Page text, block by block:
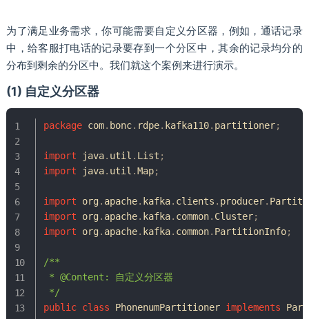
为了满足业务需求，你可能需要自定义分区器，例如，通话记录
中，给客服打电话的记录要存到一个分区中，其余的记录均分的
分布到剩余的分区中。我们就这个案例来进行演示。
(1) 自定义分区器
package com. bonc. rdpe. kafka110. partitioner;
import java. util . List ;
import
java. util .Map;
import org. apache. kafka. clients . producer.
import
org. apache. kafka. common. Cluster;
import
org. apache. kafka. common. PartitionInfo;
/**
* @Content: 自定义分区器
*/
public class PhonenumPartitioner implements